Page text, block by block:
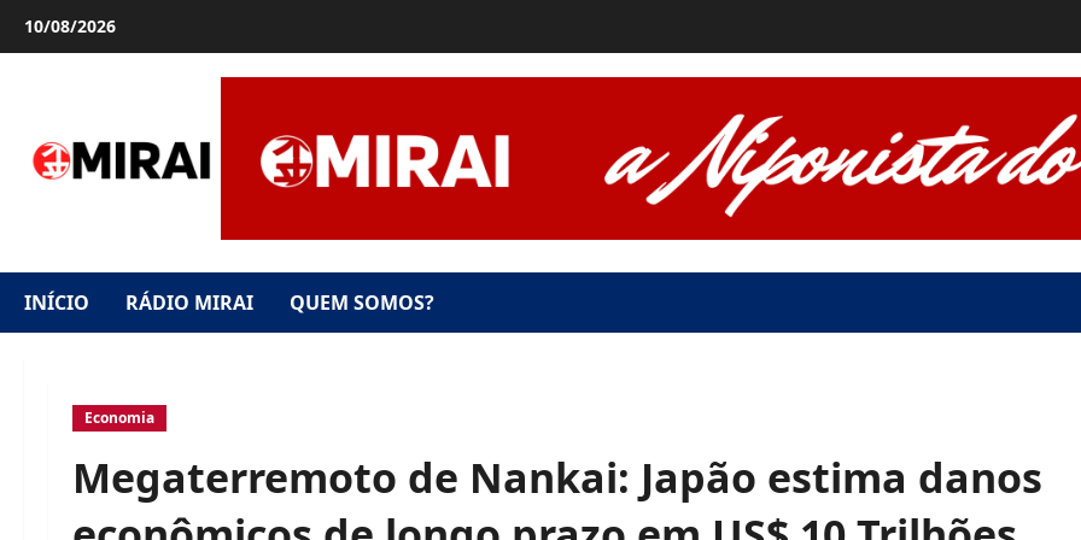
10/08/2026
INÍCIO RÁDIO MIRAI QUEM SOMOS?
Economia
Megaterremoto de Nankai: Japão estima danos